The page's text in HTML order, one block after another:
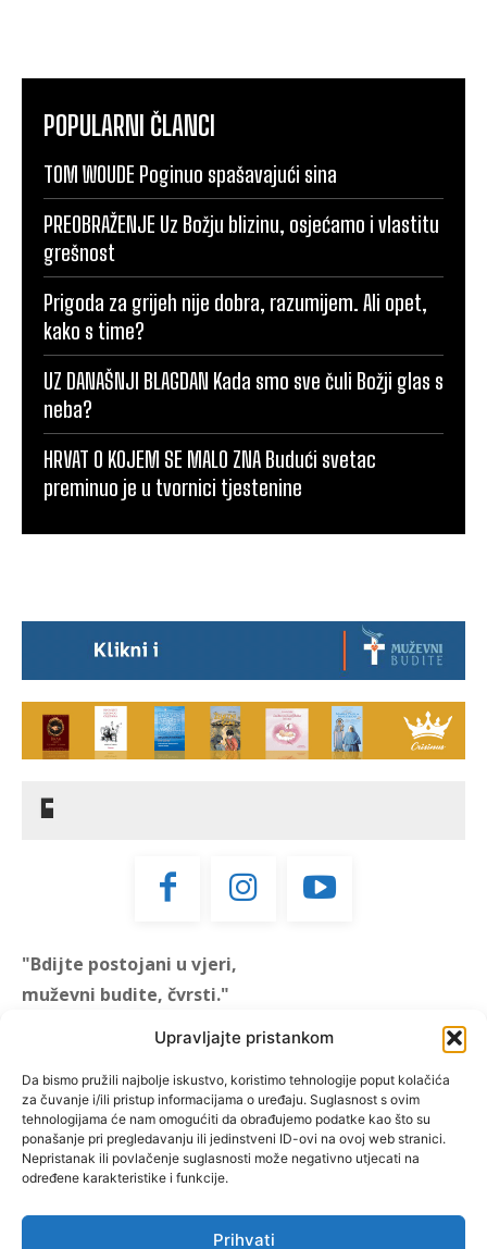
Upravljajte pristankom
Da bismo pružili najbolje iskustvo, koristimo tehnologije poput kolačića
za čuvanje i/ili pristup informacijama o uređaju. Suglasnost s ovim
tehnologijama će nam omogućiti da obrađujemo podatke kao što su
ponašanje pri pregledavanju ili jedinstveni ID-ovi na ovoj web stranici.
Nepristanak ili povlačenje suglasnosti može negativno utjecati na
određene karakteristike i funkcije.
Prihvati
POPULARNI ČLANCI
TOM WOUDE Poginuo spašavajući sina
PREOBRAŽENJE Uz Božju blizinu, osjećamo i vlastitu
grešnost
Prigoda za grijeh nije dobra, razumijem. Ali opet,
kako s time?
UZ DANAŠNJI BLAGDAN Kada smo sve čuli Božji glas s
neba?
HRVAT O KOJEM SE MALO ZNA Budući svetac
preminuo je u tvornici tjestenine
"Bdijte postojani u vjeri,
muževni budite, čvrsti."
"Muževni budite" prvi je
hrvatski portal za katoličke
muškarce koji pokušava
reafirmirati u današnje
vrijeme itekako narušen
koji pokušavamo osvijetliti iz